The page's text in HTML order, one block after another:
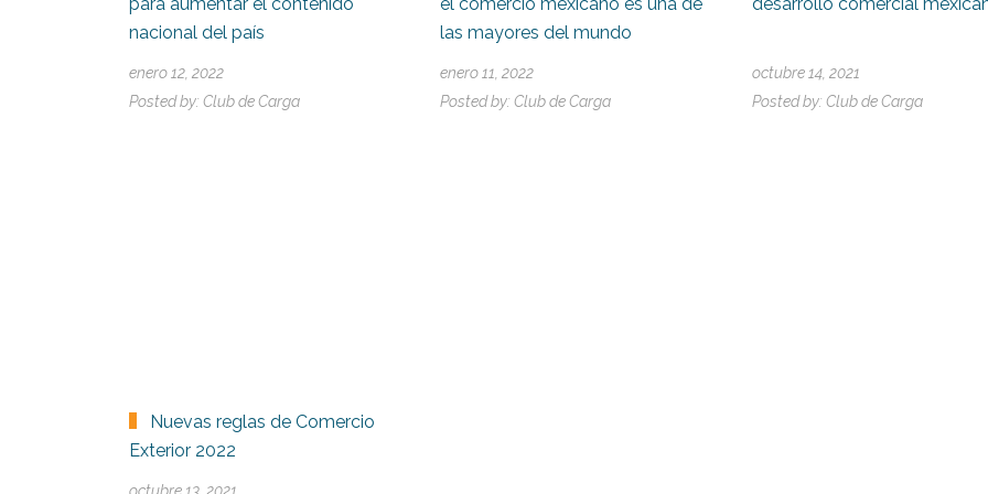
nacional del país
enero 12, 2022
Posted by: Club de Carga
las mayores del mundo
enero 11, 2022
Posted by: Club de Carga
octubre 14, 2021
Posted by: Club de Carga
Nuevas reglas de Comercio
Exterior 2022
octubre 13, 2021